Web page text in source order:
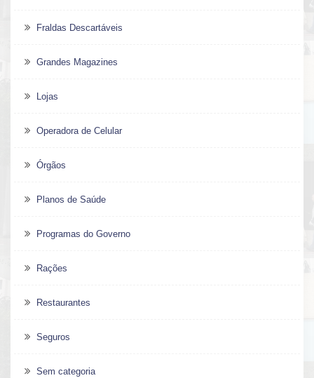
Fraldas Descartáveis
Grandes Magazines
Lojas
Operadora de Celular
Órgãos
Planos de Saúde
Programas do Governo
Rações
Restaurantes
Seguros
Sem categoria